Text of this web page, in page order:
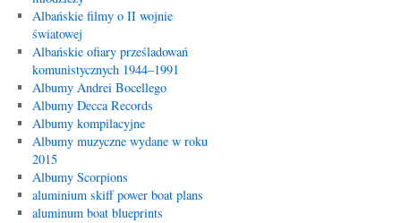
Albańskie filmy o II wojnie
światowej
Albańskie ofiary prześladowań
komunistycznych 1944–1991
Albumy Andrei Bocellego
Albumy Decca Records
Albumy kompilacyjne
Albumy muzyczne wydane w roku
2015
Albumy Scorpions
aluminium skiff power boat plans
aluminum boat blueprints